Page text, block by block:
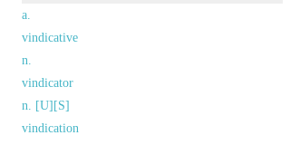
a.
vindicative
n.
vindicator
n. [U][S]
vindication